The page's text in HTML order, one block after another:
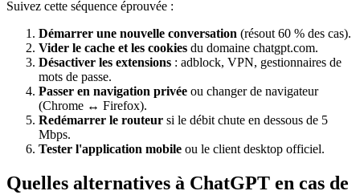
Suivez cette séquence éprouvée :
Démarrer une nouvelle conversation (résout 60 % des cas).
Vider le cache et les cookies du domaine chatgpt.com.
Désactiver les extensions : adblock, VPN, gestionnaires de
mots de passe.
Passer en navigation privée ou changer de navigateur
(Chrome ↔ Firefox).
Redémarrer le routeur si le débit chute en dessous de 5
Mbps.
Tester l'application mobile ou le client desktop officiel.
Quelles alternatives à ChatGPT en cas de